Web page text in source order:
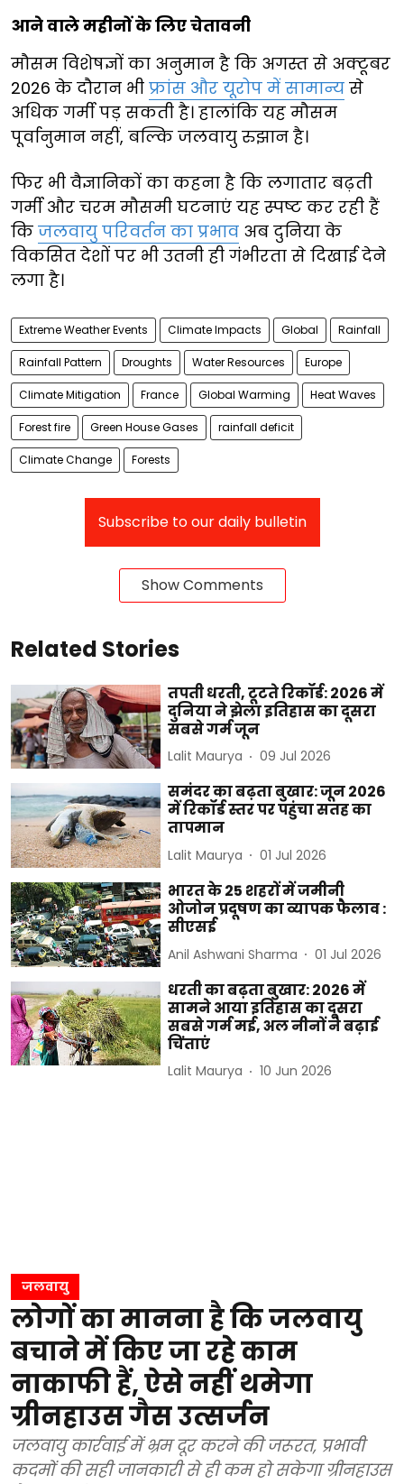
आने वाले महीनों के लिए चेतावनी
मौसम विशेषज्ञों का अनुमान है कि अगस्त से अक्टूबर
2026 के दौरान भी फ्रांस और यूरोप में सामान्य से
अधिक गर्मी पड़ सकती है। हालांकि यह मौसम
पूर्वानुमान नहीं, बल्कि जलवायु रुझान है।
फिर भी वैज्ञानिकों का कहना है कि लगातार बढ़ती
गर्मी और चरम मौसमी घटनाएं यह स्पष्ट कर रही हैं
कि जलवायु परिवर्तन का प्रभाव अब दुनिया के
विकसित देशों पर भी उतनी ही गंभीरता से दिखाई देने
लगा है।
Extreme Weather Events Climate Impacts Global Rainfall
Rainfall Pattern Droughts Water Resources Europe
Climate Mitigation France Global Warming Heat Waves
Forest fire Green House Gases rainfall deficit
Climate Change Forests
Subscribe to our daily bulletin
Show Comments
Related Stories
तपती धरती, टूटते रिकॉर्ड: 2026 में
दुनिया ने झेला इतिहास का दूसरा
सबसे गर्म जून
Lalit Maurya 09 Jul 2026
समंदर का बढ़ता बुखार: जून 2026
में रिकॉर्ड स्तर पर पहुंचा सतह का
तापमान
Lalit Maurya 01 Jul 2026
भारत के 25 शहरों में जमीनी
ओजोन प्रदूषण का व्यापक फैलाव :
सीएसई
Anil Ashwani Sharma 01 Jul 2026
धरती का बढ़ता बुखार: 2026 में
सामने आया इतिहास का दूसरा
सबसे गर्म मई, अल नीनों ने बढ़ाई
चिंताएं
Lalit Maurya 10 Jun 2026
जलवायु
लोगों का मानना है कि जलवायु
बचाने में किए जा रहे काम
नाकाफी हैं, ऐसे नहीं थमेगा
ग्रीनहाउस गैस उत्सर्जन
जलवायु कार्रवाई में भ्रम दूर करने की जरूरत, प्रभावी
कदमों की सही जानकारी से ही कम हो सकेगा ग्रीनहाउस